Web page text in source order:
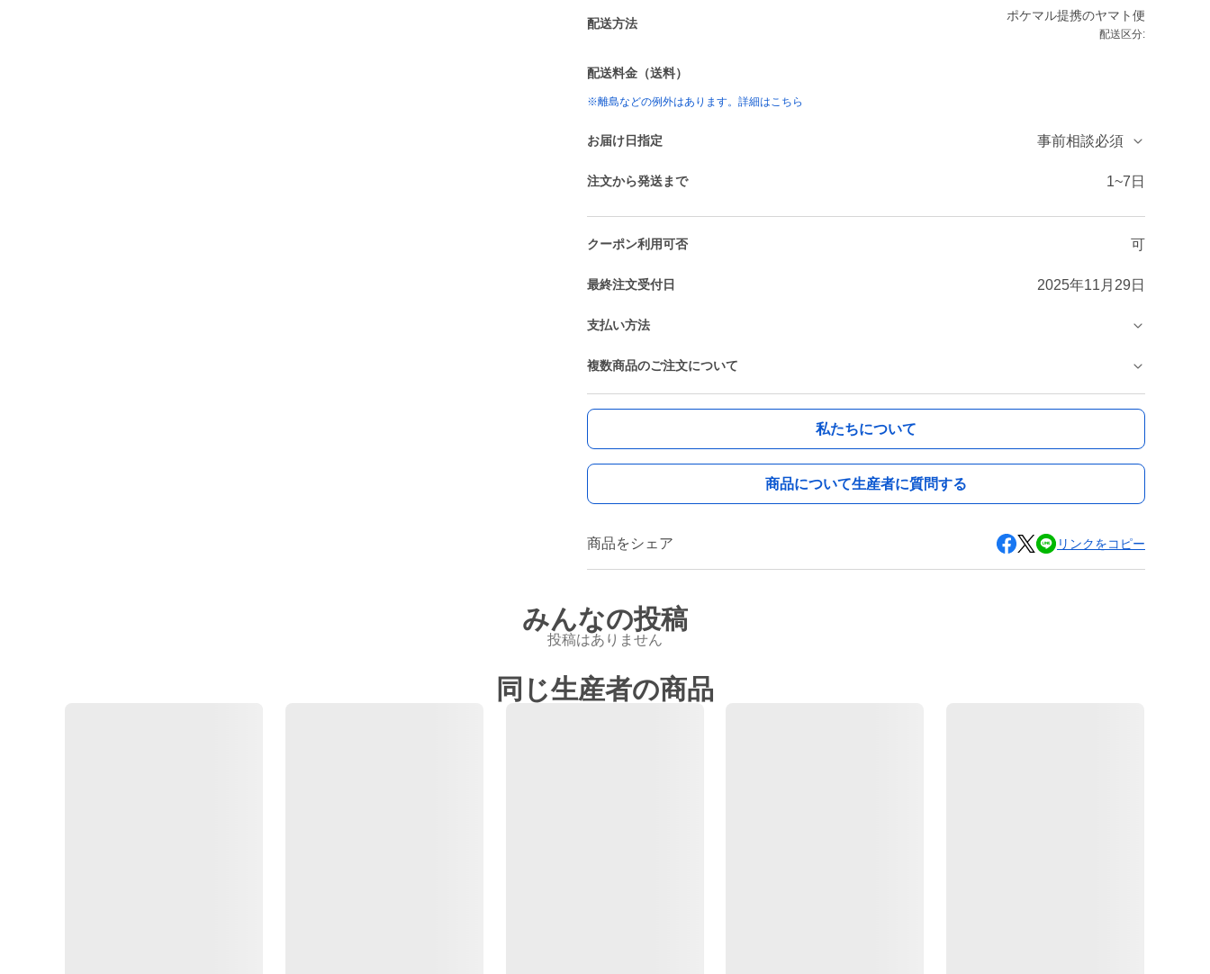
配送方法
ポケマル提携のヤマト便
配送区分:
配送料金（送料）
※離島などの例外はあります。詳細はこちら
お届け日指定 事前相談必須
注文から発送まで 1~7日
クーポン利用可否 可
最終注文受付日 2025年11月29日
支払い方法
複数商品のご注文について
私たちについて
商品について生産者に質問する
商品をシェア リンクをコピー
みんなの投稿
投稿はありません
同じ生産者の商品